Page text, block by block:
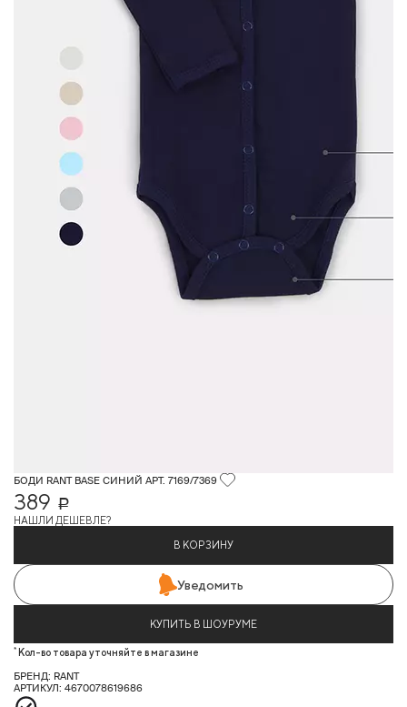
БОДИ RANT BASE СИНИЙ АРТ. 7169/7369
389
Р
НАШЛИ ДЕШЕВЛЕ?
В КОРЗИНУ
Уведомить
КУПИТЬ В ШОУРУМЕ
* Кол-во товара уточняйте в магазине
БРЕНД: RANT
АРТИКУЛ: 4670078619686